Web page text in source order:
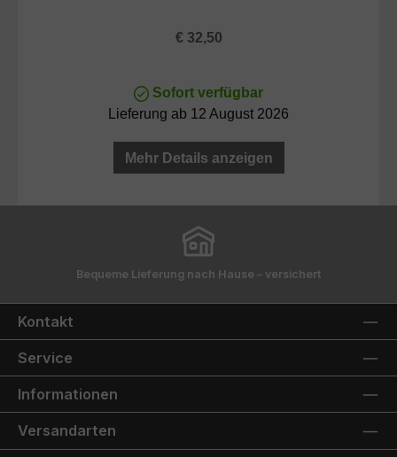
Regulärer Preis:
€ 32,50
Sofort verfügbar
Lieferung ab 12 August 2026
Mehr Details anzeigen
Bequeme Lieferung nach Hause – versichert
Kontakt
Service
Informationen
Versandarten